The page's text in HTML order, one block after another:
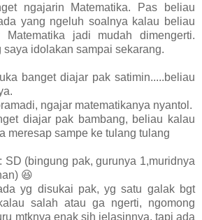
ngajarin Matematika. Pas beliau
yang ngeluh soalnya kalau beliau
Matematika jadi mudah dimengerti.
saya idolakan sampai sekarang.
banget diajar pak satimin.....beliau
ngajar matematikanya nyantol.
diajar pak bambang, beliau kalau
meresap sampe ke tulang tulang
: SD (bingung pak, gurunya 1,muridnya
😆
yg disukai pak, yg satu galak bgt
salah atau ga ngerti, ngomong
mtknya enak sih jelasinnya, tapi ada